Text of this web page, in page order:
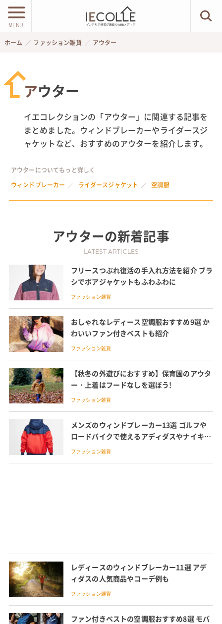
MENU
ホーム ファッション雑貨 アウター
アウター
イエコレクションの「アウター」に関連する記事を
まとめました。ウィンドブレーカーやライダースジ
ャケットなど、おすすめのアウターを紹介します。
アウターについてもっと詳しく
ウィンドブレーカー
ライダースジャケット 空調服
アウターの新着記事
LATEST ARTICLES
フリースつぶれ復活の手入れ方法を紹介 ブラ
シでボアジャケットもふわふわに
ファッション雑貨
おしゃれなレディース空調服おすすめ9選 か
わいいファン付きベストも紹介
ファッション雑貨
【秋冬の外遊びにおすすめ】保育園のアウタ
ー・上着はフードなしを選ぼう!
ファッション雑貨
メンズのウィンドブレーカー13選 ゴルフや
ロードバイクで使えるアディダスやナイキ、
ミズノのウィンドブレーカーを紹介
ファッション雑貨
レディースのウィンドブレーカー11選 アデ
ィダスの人気商品やコーデ例も
ファッション雑貨
ファン付きベストの空調服おすすめ8選 モバ